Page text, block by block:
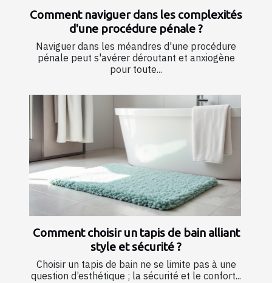
Comment naviguer dans les complexités
d'une procédure pénale ?
Naviguer dans les méandres d'une procédure
pénale peut s'avérer déroutant et anxiogène
pour toute...
Comment choisir un tapis de bain alliant
style et sécurité ?
Choisir un tapis de bain ne se limite pas à une
question d’esthétique ; la sécurité et le confort...